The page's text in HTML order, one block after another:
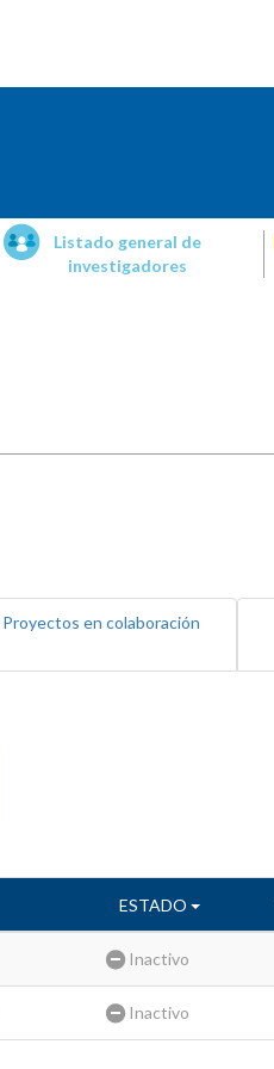
Listado general de
investigadores
Proyectos en colaboración
ESTADO
Inactivo
Inactivo